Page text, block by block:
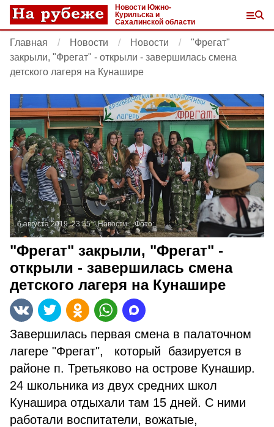
Новости Южно-
Курильска и
Сахалинской области
Главная Новости Новости
"Фрегат"
закрыли, "Фрегат" - открыли - завершилась смена
детского лагеря на Кунашире
6 августа 2019, 23:55 Новости Фото:
"Фрегат" закрыли, "Фрегат" -
открыли - завершилась смена
детского лагеря на Кунашире
Завершилась первая смена в палаточном
лагере "Фрегат", который базируется в
районе п. Третьяково на острове Кунашир.
24 школьника из двух средних школ
Кунашира отдыхали там 15 дней. С ними
работали воспитатели, вожатые,